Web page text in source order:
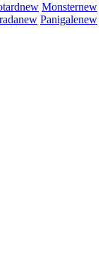
new Monsternew
new Panigalenew